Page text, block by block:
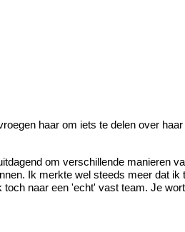
haar om iets te delen over
om verschillende manieren
Ik merkte wel steeds meer dat
naar een 'echt' vast team. Je